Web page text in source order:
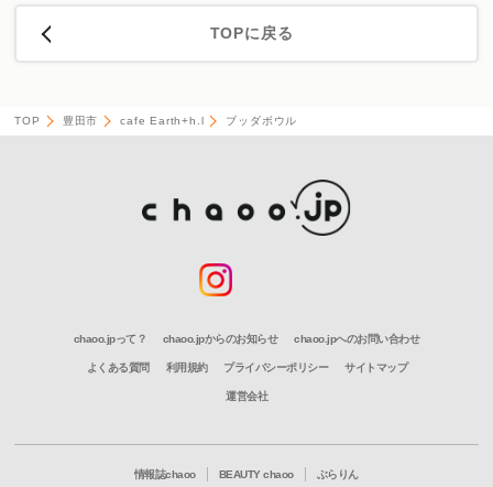
TOPに戻る
TOP 豊田市 cafe Earth+h.l ブッダボウル
chaoo.jpって？ chaoo.jpからのお知らせ chaoo.jpへのお問い合わせ
よくある質問 利用規約 プライバシーポリシー サイトマップ
運営会社
情報誌chaoo BEAUTY chaoo ぶらりん